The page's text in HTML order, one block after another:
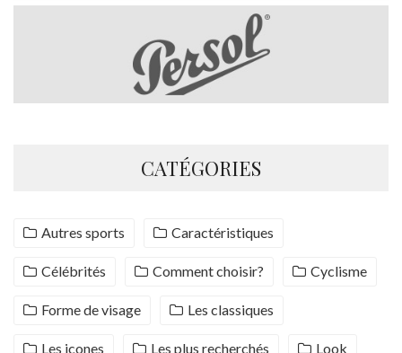
CATÉGORIES
Autres sports Caractéristiques
Célébrités Comment choisir? Cyclisme
Forme de visage Les classiques
Les icones Les plus recherchés Look